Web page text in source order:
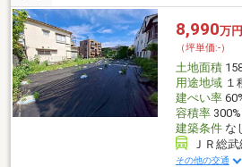
携のハウスメーカー、工務店をご紹介す
ローンのご相談はハウスプラザ篠崎店に
境良好な住環境】新柴又駅エリアは静か
有名な観光地でもある柴又帝釈天がござい
8,990万円
（坪単価:-）
土地面積
用途地域１
建ぺい率
容積率300%
建築条件な
ＪＲ総
その他の交通